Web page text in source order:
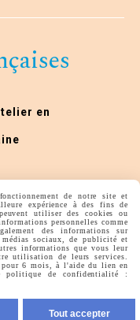
en
Autoriser
de notre site et
expérience à des fins de
utiliser des cookies ou
personnelles comme
des informations sur
sociaux, de publicité et
informations que vous leur
utilisation de leurs services.
pour 6 mois, à l'aide du lien en
politique de confidentialité :
Tout accepter